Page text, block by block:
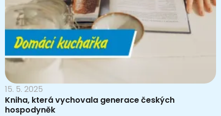
15. 5. 2025
Kniha, která vychovala generace českých
hospodyněk